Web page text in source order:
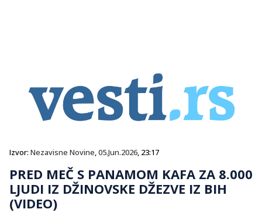
Izvor: Nezavisne Novine,05.Jun.2026, 23:17
PRED MEČ S PANAMOM KAFA ZA 8.000
LJUDI IZ DŽINOVSKE DŽEZVE IZ BIH
(VIDEO)